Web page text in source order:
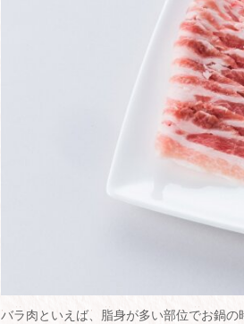
バラ肉といえば、脂身が多い部位でお鍋の